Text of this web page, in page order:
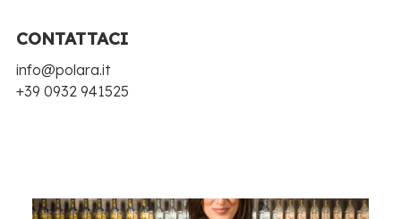
CONTATTACI
info@polara.it
+39 0932 941525
17 Novembre 2024
Notizie